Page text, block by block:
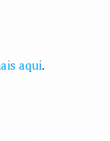
aqui.